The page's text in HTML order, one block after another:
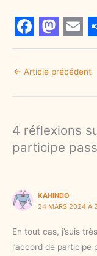
F
a
e
b
o
M
a
t
o
d
E
m
i
l
h
r
← Article précédent
4 réflexions
participe
KAHINDO
24 MARS 2024 À
En tout cas, j’suis
l’accord de participe